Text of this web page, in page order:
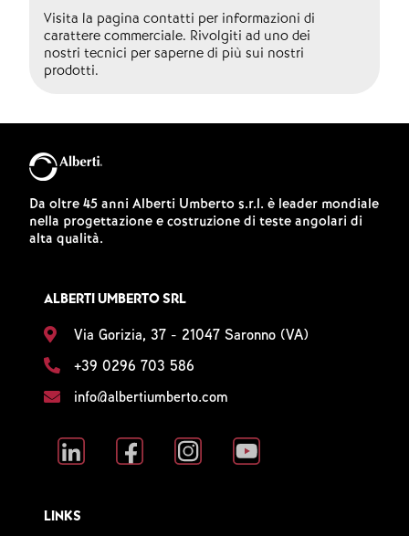
Visita la pagina contatti per informazioni di
carattere commerciale. Rivolgiti ad uno dei
nostri tecnici per saperne di più sui nostri
prodotti.
Da oltre 45 anni Alberti Umberto s.r.l. è leader mondiale
nella progettazione e costruzione di teste angolari di
alta qualità.
ALBERTI UMBERTO SRL
Via Gorizia, 37 - 21047 Saronno (VA)
+39 0296 703 586
info@albertiumberto.com
LINKS